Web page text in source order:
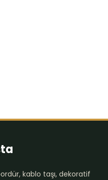
kablo taşı, dekoratif